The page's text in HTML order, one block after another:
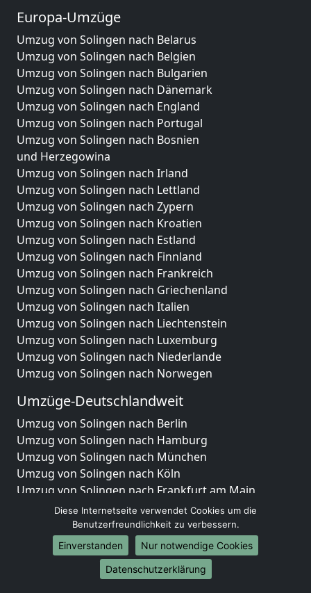
Europa-Umzüge
Umzug von Solingen nach Belarus
Umzug von Solingen nach Belgien
Umzug von Solingen nach Bulgarien
Umzug von Solingen nach Dänemark
Umzug von Solingen nach England
Umzug von Solingen nach Portugal
Umzug von Solingen nach Bosnien
und Herzegowina
Umzug von Solingen nach Irland
Umzug von Solingen nach Lettland
Umzug von Solingen nach Zypern
Umzug von Solingen nach Kroatien
Umzug von Solingen nach Estland
Umzug von Solingen nach Finnland
Umzug von Solingen nach Frankreich
Umzug von Solingen nach Griechenland
Umzug von Solingen nach Italien
Umzug von Solingen nach Liechtenstein
Umzug von Solingen nach Luxemburg
Umzug von Solingen nach Niederlande
Umzug von Solingen nach Norwegen
Umzüge-Deutschlandweit
Umzug von Solingen nach Berlin
Umzug von Solingen nach Hamburg
Umzug von Solingen nach München
Umzug von Solingen nach Köln
Umzug von Solingen nach Frankfurt am Main
Umzug von Solingen nach Stuttgart
Umzug von Solingen nach Düsseldorf
Umzug von Solingen nach Leipzig
Umzug von Solingen nach Dortmund
Umzug von Solingen nach Essen
Diese Internetseite verwendet Cookies um die
Benutzerfreundlichkeit zu verbessern.
Einverstanden
Nur notwendige Cookies
Datenschutzerklärung